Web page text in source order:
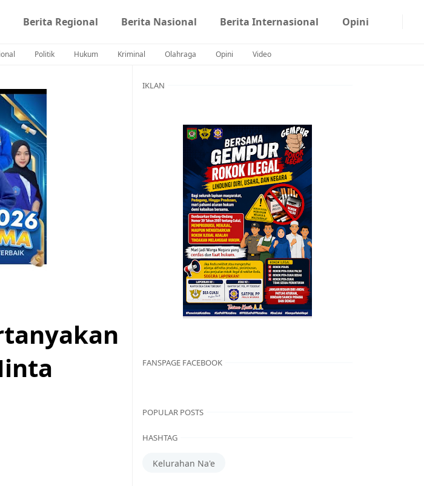
Berita Regional Berita Nasional Berita Internasional Opini
Politik Hukum Kriminal Olahraga Opini Video
IKLAN
FANSPAGE FACEBOOK
POPULAR POSTS
HASHTAG
Kelurahan Na'e